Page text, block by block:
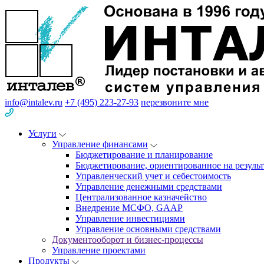
info@intalev.ru +7 (495) 223-27-93 перезвоните мне
Услуги
Управление финансами
Бюджетирование и планирование
Бюджетирование, ориентированное на
Управленческий учет и себестоимость
Управление денежными средствами
Централизованное казначейство
Внедрение МСФО, GAAP
Управление инвестициями
Управление основными средствами
Документооборот и бизнес-процессы
Управление проектами
Продукты